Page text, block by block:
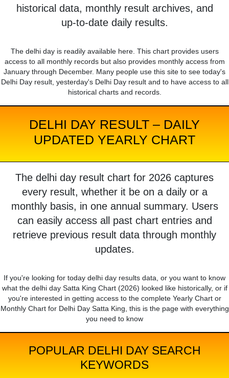
historical data, monthly result archives, and
up-to-date daily results.
The delhi day is readily available here. This chart provides users
access to all monthly records but also provides monthly access from
January through December. Many people use this site to see today's
Delhi Day result, yesterday's Delhi Day result and to have access to all
historical charts and records.
DELHI DAY RESULT – DAILY
UPDATED YEARLY CHART
The delhi day result chart for 2026 captures
every result, whether it be on a daily or a
monthly basis, in one annual summary. Users
can easily access all past chart entries and
retrieve previous result data through monthly
updates.
If you're looking for today delhi day results data, or you want to know
what the delhi day Satta King Chart (2026) looked like historically, or if
you're interested in getting access to the complete Yearly Chart or
Monthly Chart for Delhi Day Satta King, this is the page with everything
you need to know
POPULAR DELHI DAY SEARCH
KEYWORDS